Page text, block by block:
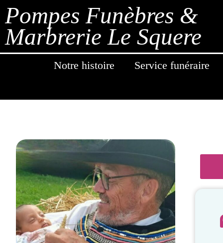
Pompes Funèbres &
Marbrerie Le Squere
Notre histoire Service funéraire